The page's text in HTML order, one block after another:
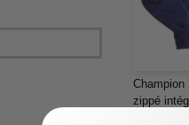
Champion
zippé